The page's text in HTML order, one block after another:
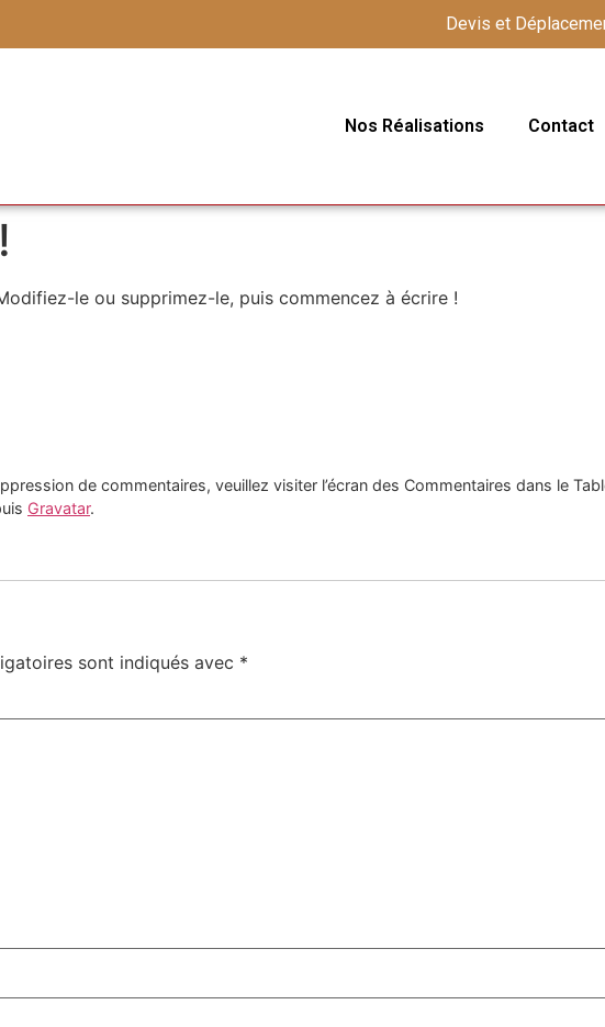
Devis et
Nos Réalisations Contact
le ou supprimez-le, puis commencez à écrire !
de commentaires, veuillez visiter l’écran des Commentaires dans le
Gravatar.
sont indiqués avec *